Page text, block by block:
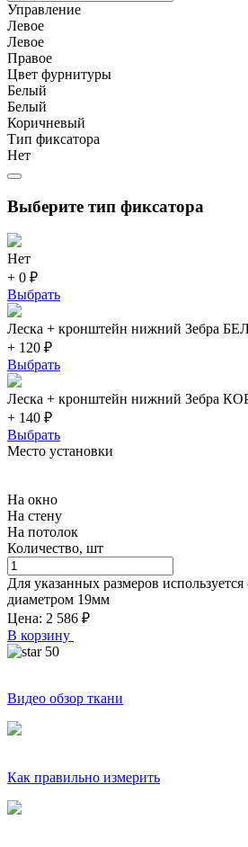
Управление
Левое
Левое
Правое
Цвет фурнитуры
Белый
Белый
Коричневый
Тип фиксатора
Нет
Выберите тип фиксатора
Нет
+ 0 ₽
Выбрать
Леска + кронштейн нижний Зебра
+ 120 ₽
Выбрать
Леска + кронштейн нижний Зебра
+ 140 ₽
Выбрать
Место установки
На окно
На стену
На потолок
Количество, шт
Для указанных размеров
диаметром 19мм
Цена: 2 586 ₽
В корзину
50
Видео обзор ткани
Как правильно измерить